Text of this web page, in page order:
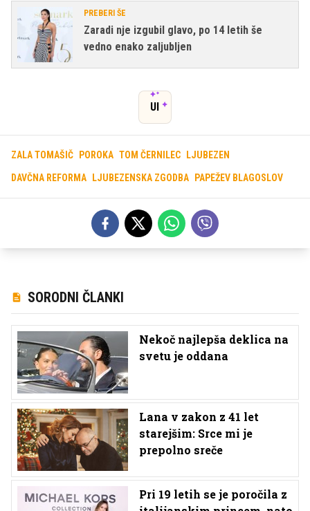
PREBERI ŠE
Zaradi nje izgubil glavo, po 14 letih še
vedno enako zaljubljen
UI
ZALA TOMAŠIČ POROKA TOM ČERNILEC LJUBEZEN
DAVČNA REFORMA LJUBEZENSKA ZGODBA PAPEŽEV BLAGOSLOV
SORODNI ČLANKI
Nekoč najlepša deklica na
svetu je oddana
Lana v zakon z 41 let
starejšim: Srce mi je
prepolno sreče
Pri 19 letih se je poročila z